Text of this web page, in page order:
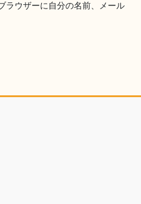
ラウザーに自分の名前、メール